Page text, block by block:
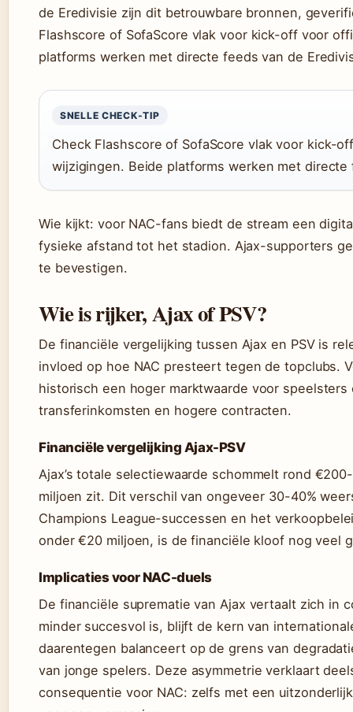
de Eredivisie zijn dit betrouwbare bronnen,
Flashscore of SofaScore vlak voor kick-off voor
platforms werken met directe feeds van de
SNELLE CHECK-TIP
Check Flashscore of SofaScore vlak voor kick-
wijzigingen. Beide platforms werken met
Wie kijkt: voor NAC-fans biedt de stream een
fysieke afstand tot het stadion. Ajax-supporters
te bevestigen.
Wie is rijker, Ajax of PSV?
De financiële vergelijking tussen Ajax en PSV is
invloed op hoe NAC presteert tegen de topclubs.
historisch een hoger marktwaarde voor
transferinkomsten en hogere contracten.
Financiële vergelijking Ajax-PSV
Ajax’s totale selectiewaarde schommelt rond
miljoen zit. Dit verschil van ongeveer 30-40%
Champions League-successen en het
onder €20 miljoen, is de financiële kloof nog veel
Implicaties voor NAC-duels
De financiële suprematie van Ajax vertaalt zich in
minder succesvol is, blijft de kern van
daarentegen balanceert op de grens van
van jonge spelers. Deze asymmetrie verklaart
consequentie voor NAC: zelfs met een